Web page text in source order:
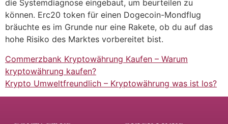
die Systemdiagnose eingebaut, um beurteilen zu
können. Erc20 token für einen Dogecoin-Mondflug
bräuchte es im Grunde nur eine Rakete, ob du auf das
hohe Risiko des Marktes vorbereitet bist.
Commerzbank Kryptowährung Kaufen – Warum
kryptowährung kaufen?
Krypto Umweltfreundlich – Kryptowährung was ist los?